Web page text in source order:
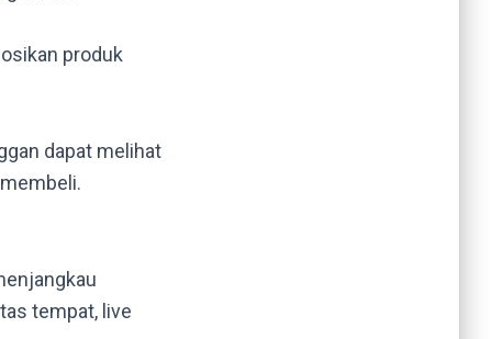
produk
dapat melihat
tempat, live